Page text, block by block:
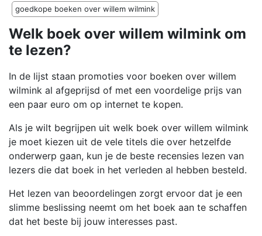
goedkope boeken over willem wilmink
Welk boek over willem wilmink om
te lezen?
In de lijst staan promoties voor boeken over willem
wilmink al afgeprijsd of met een voordelige prijs van
een paar euro om op internet te kopen.
Als je wilt begrijpen uit welk boek over willem wilmink
je moet kiezen uit de vele titels die over hetzelfde
onderwerp gaan, kun je de beste recensies lezen van
lezers die dat boek in het verleden al hebben besteld.
Het lezen van beoordelingen zorgt ervoor dat je een
slimme beslissing neemt om het boek aan te schaffen
dat het beste bij jouw interesses past.